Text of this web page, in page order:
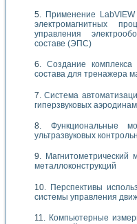
Применение
электромагнитных
управления
составе (ЭПС)
Создание
состава для тренажера
Система
гиперзвуковых
Функциональные
ультразвуковых
металлоконструкций
Перспективы
системы управления
Компьютерные